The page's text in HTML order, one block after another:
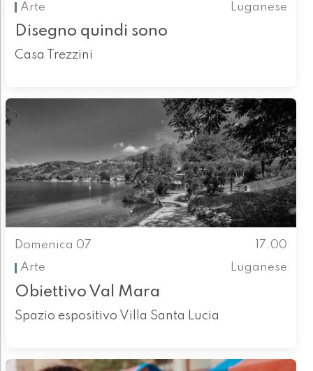
Arte
Luganese
Disegno quindi sono
Casa Trezzini
Domenica 07
17.00
Arte
Luganese
Obiettivo Val Mara
Spazio espositivo Villa Santa Lucia